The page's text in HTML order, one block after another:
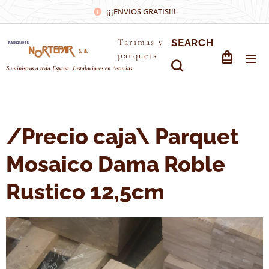
¡¡¡ENVIOS GRATIS!!!
Tarimas y
parquets
Suministros a toda España Instalaciones en Asturias
SEARCH
/Precio caja\ Parquet
Mosaico Dama Roble
Rustico 12,5cm